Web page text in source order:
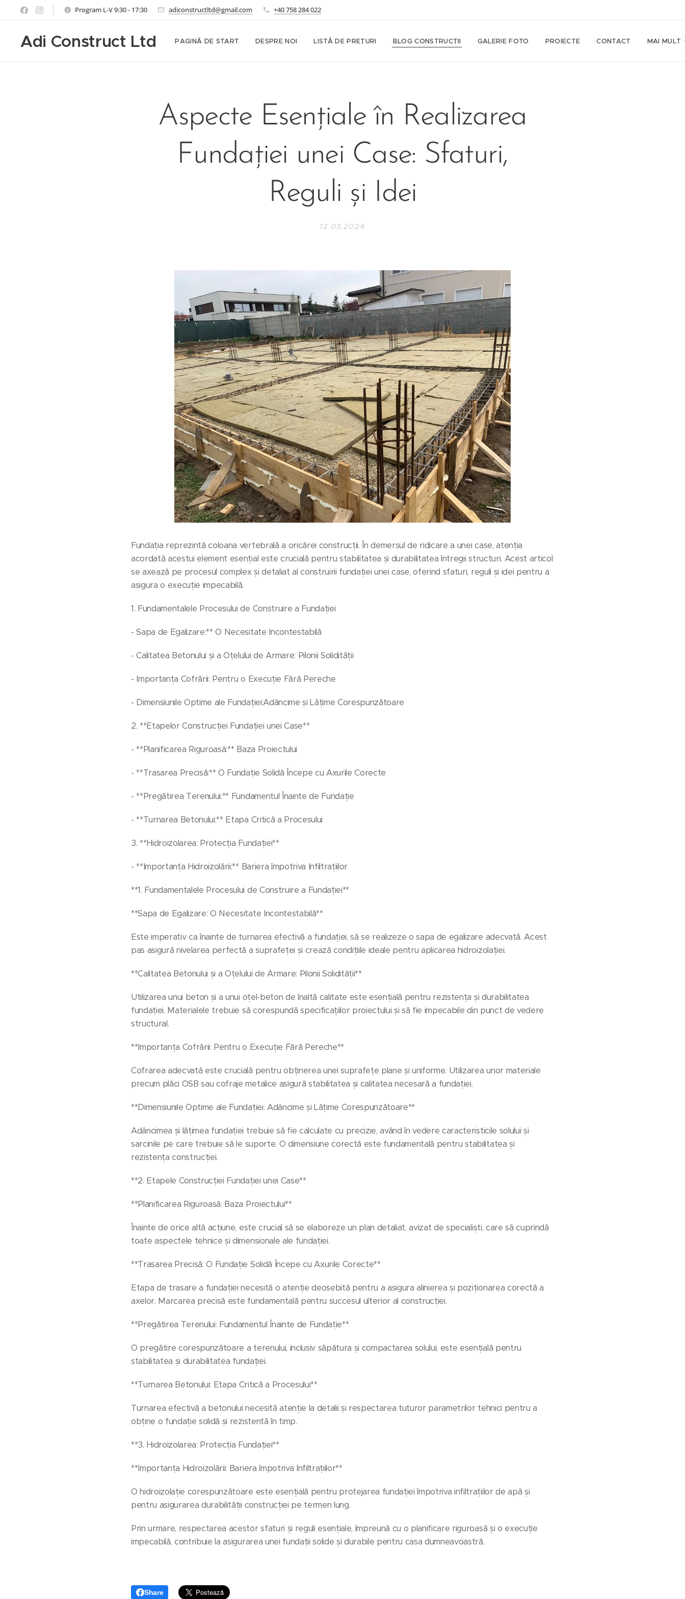
Program L-V 9:30 - 17:30 adiconstructltd@gmail.com +40 758 284 022
Adi Construct Ltd PAGINĂ DE START DESPRE NOI LISTĂ DE PREȚURI BLOG CONSTRUCȚII GALERIE FOTO PROIECTE CONTACT MAI MULT
Aspecte Esențiale în Realizarea
Fundației unei Case: Sfaturi,
Reguli și Idei
12.03.2024
Fundația reprezintă coloana vertebrală a oricărei construcții. În demersul de ridicare a unei case, atenția
acordată acestui element esențial este crucială pentru stabilitatea și durabilitatea întregii structuri. Acest articol
se axează pe procesul complex și detaliat al construirii fundației unei case, oferind sfaturi, reguli și idei pentru a
asigura o execuție impecabilă.
1. Fundamentalele Procesului de Construire a Fundației
- Sapa de Egalizare:** O Necesitate Incontestabilă
- Calitatea Betonului și a Oțelului de Armare: Pilonii Solidității
- Importanța Cofrării: Pentru o Execuție Fără Pereche
- Dimensiunile Optime ale Fundației:Adâncime și Lățime Corespunzătoare
2. **Etapelor Construcției Fundației unei Case**
- **Planificarea Riguroasă:** Baza Proiectului
- **Trasarea Precisă:** O Fundație Solidă Începe cu Axurile Corecte
- **Pregătirea Terenului:** Fundamentul Înainte de Fundație
- **Turnarea Betonului:** Etapa Critică a Procesului
3. **Hidroizolarea: Protecția Fundației**
- **Importanța Hidroizolării:** Bariera împotriva Infiltrațiilor
**1. Fundamentalele Procesului de Construire a Fundației**
**Sapa de Egalizare: O Necesitate Incontestabilă**
Este imperativ ca înainte de turnarea efectivă a fundației, să se realizeze o sapa de egalizare adecvată. Acest
pas asigură nivelarea perfectă a suprafeței și crează condițiile ideale pentru aplicarea hidroizolației.
**Calitatea Betonului și a Oțelului de Armare: Pilonii Solidității**
Utilizarea unui beton și a unui oțel-beton de înaltă calitate este esențială pentru rezistența și durabilitatea
fundației. Materialele trebuie să corespundă specificațiilor proiectului și să fie impecabile din punct de vedere
structural.
**Importanța Cofrării: Pentru o Execuție Fără Pereche**
Cofrarea adecvată este crucială pentru obținerea unei suprafețe plane și uniforme. Utilizarea unor materiale
precum plăci OSB sau cofraje metalice asigură stabilitatea și calitatea necesară a fundației.
**Dimensiunile Optime ale Fundației: Adâncime și Lățime Corespunzătoare**
Adâncimea și lățimea fundației trebuie să fie calculate cu precizie, având în vedere caracteristicile solului și
sarcinile pe care trebuie să le suporte. O dimensiune corectă este fundamentală pentru stabilitatea și
rezistența construcției.
**2. Etapele Construcției Fundației unei Case**
**Planificarea Riguroasă: Baza Proiectului**
Înainte de orice altă acțiune, este crucial să se elaboreze un plan detaliat, avizat de specialiști, care să cuprindă
toate aspectele tehnice și dimensionale ale fundației.
**Trasarea Precisă: O Fundație Solidă Începe cu Axurile Corecte**
Etapa de trasare a fundației necesită o atenție deosebită pentru a asigura alinierea și poziționarea corectă a
axelor. Marcarea precisă este fundamentală pentru succesul ulterior al construcției.
**Pregătirea Terenului: Fundamentul Înainte de Fundație**
O pregătire corespunzătoare a terenului, inclusiv săpătura și compactarea solului, este esențială pentru
stabilitatea și durabilitatea fundației.
**Turnarea Betonului: Etapa Critică a Procesului**
Turnarea efectivă a betonului necesită atenție la detalii și respectarea tuturor parametrilor tehnici pentru a
obține o fundație solidă și rezistentă în timp.
**3. Hidroizolarea: Protecția Fundației**
**Importanța Hidroizolării: Bariera împotriva Infiltrațiilor**
O hidroizolație corespunzătoare este esențială pentru protejarea fundației împotriva infiltrațiilor de apă și
pentru asigurarea durabilității construcției pe termen lung.
Prin urmare, respectarea acestor sfaturi și reguli esențiale, împreună cu o planificare riguroasă și o execuție
impecabilă, contribuie la asigurarea unei fundații solide și durabile pentru casa dumneavoastră.
Share